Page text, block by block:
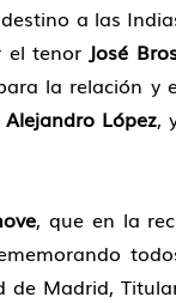
a las
el tenor José
la relación y
Alejandro López,
, que en la
Madrid,